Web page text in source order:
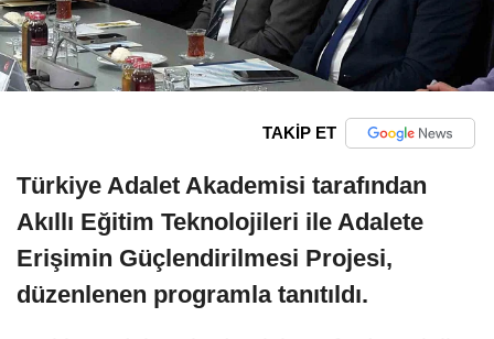
TAKİP ET
Türkiye Adalet Akademisi tarafından
Akıllı Eğitim Teknolojileri ile Adalete
Erişimin Güçlendirilmesi Projesi,
düzenlenen programla tanıtıldı.